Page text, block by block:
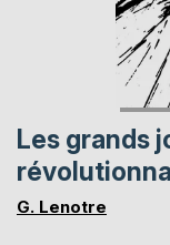
Les grands
G. Lenotre